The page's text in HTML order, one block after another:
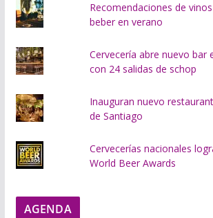
Recomendaciones de
beber en verano
Cervecería abre nuevo bar
con 24 salidas de schop
Inauguran nuevo
de Santiago
Cervecerías nacionales
World Beer Awards
AGENDA